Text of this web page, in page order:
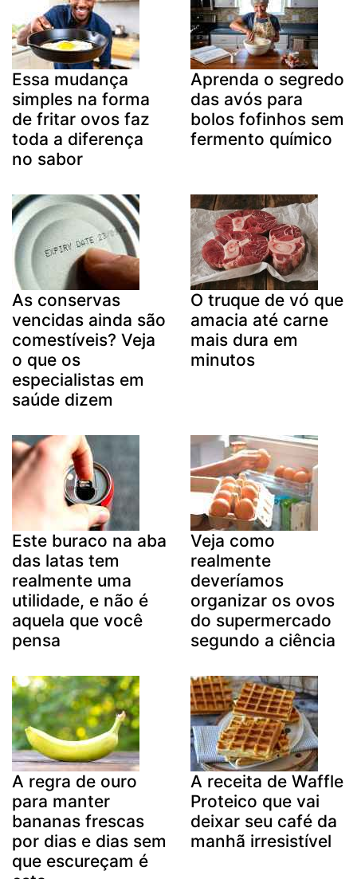
Essa mudança
simples na forma
de fritar ovos faz
toda a diferença
no sabor
Aprenda o segredo
das avós para
bolos fofinhos sem
fermento químico
As conservas
vencidas ainda são
comestíveis? Veja
o que os
especialistas em
saúde dizem
O truque de vó que
amacia até carne
mais dura em
minutos
Este buraco na aba
das latas tem
realmente uma
utilidade, e não é
aquela que você
pensa
Veja como
realmente
deveríamos
organizar os ovos
do supermercado
segundo a ciência
A regra de ouro
para manter
bananas frescas
por dias e dias sem
que escureçam é
A receita de Waffle
Proteico que vai
deixar seu café da
manhã irresistível